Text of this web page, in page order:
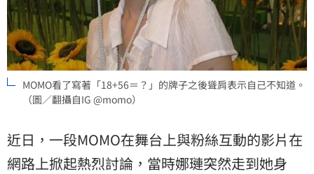
MOMO看了寫著「18+56＝？」的牌子之後聳肩表示自己不知道。
（圖／翻攝自IG @momo）
近日，一段MOMO在舞台上與粉絲互動的影片在
網路上掀起熱烈討論，當時娜璉突然走到她身